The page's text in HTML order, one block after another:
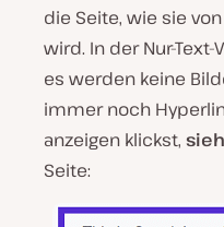
die Seite, wie sie
wird. In der Nur-
es werden keine
immer noch
anzeigen klickst,
Seite: